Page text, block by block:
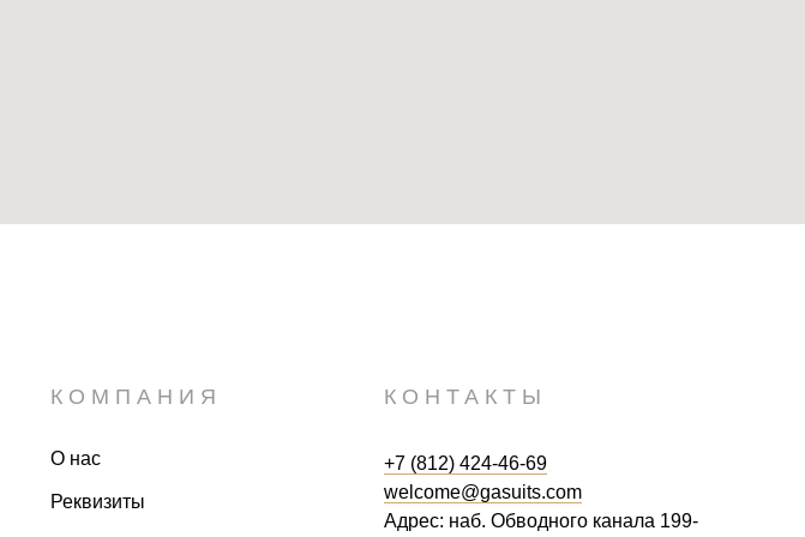
КОНТАКТЫ
+7 (812) 424-46-69
welcome@gasuits.com
Адрес: наб. Обводного канала 199-
КОМПАНИЯ
О нас
Реквизиты